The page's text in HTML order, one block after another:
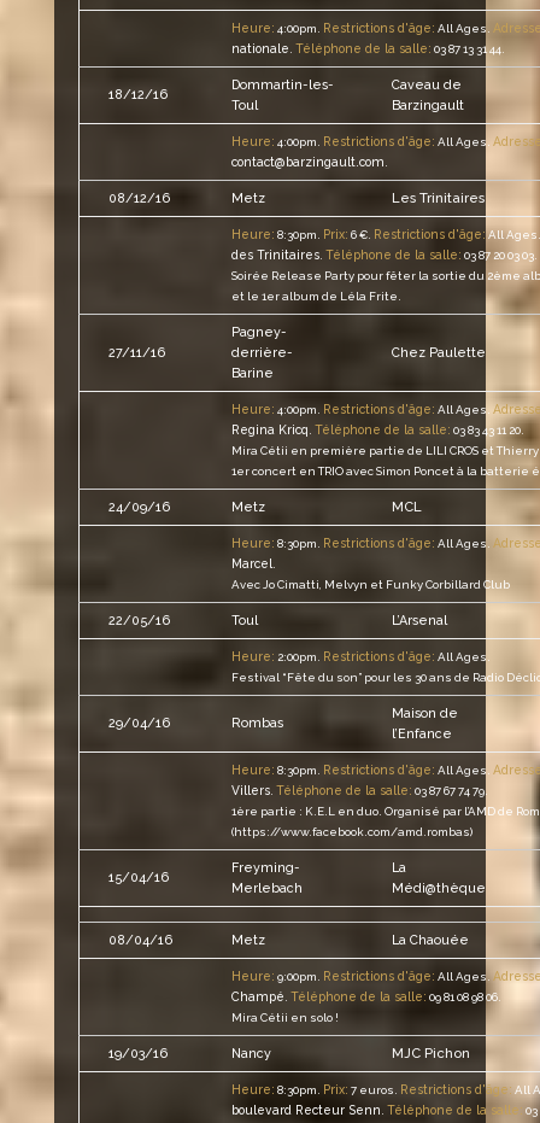
Heure: 4:00pm. Restrictions d'âge: All Ages.
nationale Téléphone de la salle: 03 87 13 31 44.
18/12/16
Dommartin-les-
Toul
Caveau de
Barzingault
Heure: 4:00pm. Restrictions d'âge: All Ages.
contact@barzingault.com
08/12/16 Metz Les Trinitaires
Heure: 8:30pm. Prix: 6 €. Restrictions d'âge: All Ages.
des Trinitaires. Téléphone de la salle: 03 87 20 03 03.
Soirée Release Party pour fêter la sortie du 2ème
et le 1er album de Léla Frite.
27/11/16
Pagney-
derrière-
Barine
Chez Paulette
Heure: 4:00pm. Restrictions d'âge: All Ages.
Regina Kricq Téléphone de la salle: 03 83 43 11 20.
Mira Cétii en première partie de LILI CROS et Thierry
1er concert en TRIO avec Simon Poncet à la batterie
24/09/16 Metz MCL
Heure: 8:30pm. Restrictions d'âge: All Ages.
Marcel
Avec Jo Cimatti, Melvyn et Funky Corbillard Club
22/05/16 Toul L’Arsenal
Heure: 2:00pm. Restrictions d'âge: All Ages.
Festival “Fête du son” pour les 30 ans de Radio
29/04/16 Rombas
Maison de
l’Enfance
Heure: 8:30pm. Restrictions d'âge: All Ages.
Villers. Téléphone de la salle: 03 87 67 74 79.
1ère partie : K.E.L en duo. Organisé par l’AMD de
(https://www.facebook.com/amd.rombas)
15/04/16
Freyming-
Merlebach
La
Médi@thèque
08/04/16 Metz La Chaouée
Heure: 9:00pm. Restrictions d'âge: All Ages.
Champé Téléphone de la salle: 09 81 08 98 06.
Mira Cétii en solo !
19/03/16 Nancy MJC Pichon
Heure: 8:30pm. Prix: 7 euros. Restrictions d'âge: All
boulevard Recteur Senn Téléphone de la salle: 03